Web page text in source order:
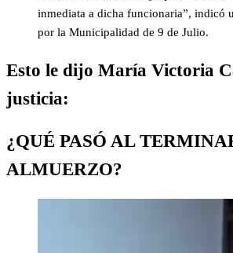
inmediata a dicha funcionaria”, indicó
por la Municipalidad de 9 de Julio.
Esto le dijo María Victoria
justicia:
¿QUÉ PASÓ AL
ALMUERZO?